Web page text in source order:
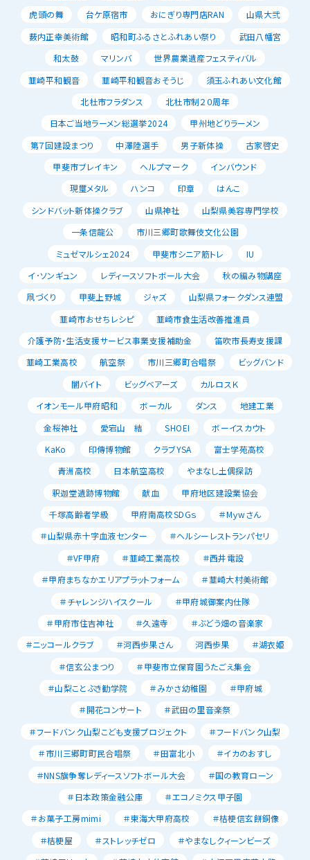
虎頭の舞
台ケ原宿市 おにぎり専門店RAN
山県大弐
薮内正幸美術館
昭和町ふるさとふれあい祭り
武田八幡宮
和太鼓
マリンバ
世界農業遺産フェスティバル
韮崎平和観音
韮崎平和観音おそうじ
須玉ふれあい文化館
北杜市フラダンス
北杜市制２０周年
日本ご当地ラーメン総選挙2024
甲州地どりラーメン
第７回建設まつり
中澤陸選手 男子新体操
古家啓史
甲斐市ブレイキン
ヘルプマーク
インバウンド
現璽メタル
ハンコ 印章
はんこ
シンドバット新体操クラブ
山県神社
山梨県美容専門学校
一条信龍公
市川三郷町歌舞伎文化公園
ミュゼマルシェ2024
甲斐市シニア筋トレ
IU
イ･ソンギュン
レディースソフトボール大会
秋の編み物講座
凧づくり
甲斐上野城 ジャズ
山梨県フォークダンス連盟
韮崎市おせちレシピ
韮崎市食生活改善推進員
介護予防・生活支援サービス事業支援補助金
笛吹市長寿支援課
韮崎工業高校
航空祭 市川三郷町合唱祭
ビッグバンド
闇バイト
ビッグベアーズ
カルロスＫ
イオンモール甲府昭和
ボーカル ダンス
地建工業
金桜神社
愛宕山 結 SHOEI
ボーイスカウト
KaKo
印傳博物館 クラブYSA
富士学苑高校
青洲高校
日本航空高校
やまなし土偶探訪
釈迦堂遺跡博物館
献血
甲府地区建設業協会
千塚高齢者学級
甲府南高校SDGｓ
＃Mｙwさん
＃山梨県赤十字血液センター
＃ヘルシーレストランパセリ
＃VF甲府
＃韮崎工業高校
＃西井電設
＃甲府まちなかエリアプラットフォーム
＃韮崎大村美術館
＃チャレンジハイスクール
＃甲府城御案内仕隊
＃甲府市住吉神社
＃久遠寺
＃ぶどう畑の音楽家
＃ニッコールクラブ
＃河西歩果さん 河西歩果
＃湖衣姫
＃信玄公まつり
＃甲斐市立保育園うたごえ集会
＃山梨ことぶき勧学院
＃みかさ幼稚園
＃甲府城
＃開花コンサート
＃武田の里音楽祭
＃フードバンク山梨こども支援プロジェクト
＃フードバンク山梨
＃市川三郷町町民合唱祭
＃田富北小
＃イカのおすし
＃NNS旗争奪レディースソフトボール大会
＃国の教育ローン
＃日本政策金融公庫
＃エコノミクス甲子園
＃お菓子工房mimi
＃東海大甲府高校
＃桔梗信玄餅銅像
＃桔梗屋
＃ストレッチゼロ
＃やまなしクィーンビーズ